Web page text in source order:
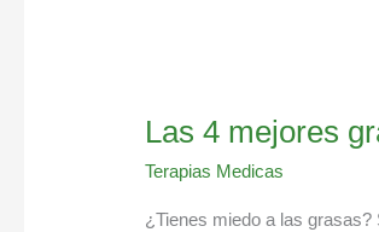
Las 4 mejores
Terapias Medicas
¿Tienes miedo a las